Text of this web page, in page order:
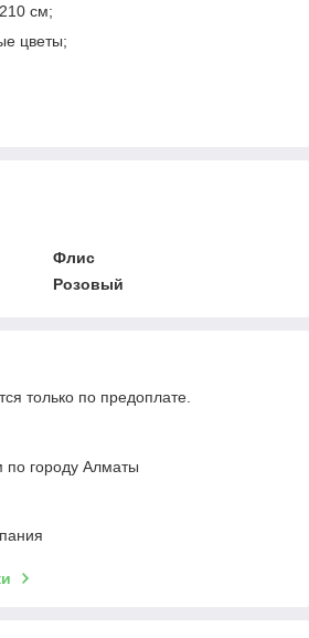
см;
цветы;
Флис
Розовый
только по предоплате.
по городу Алматы